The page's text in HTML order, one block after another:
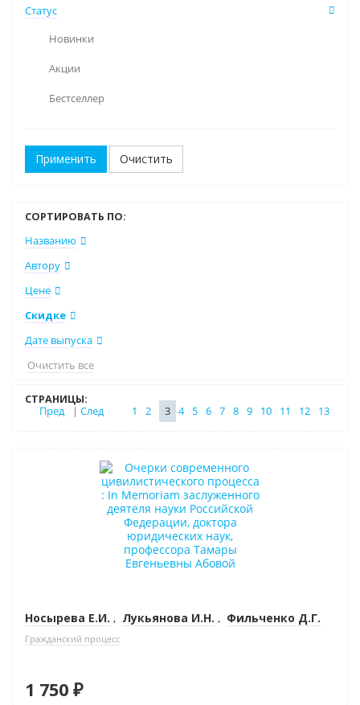
Статус
Новинки
Акции
Бестселлер
Очистить
СОРТИРОВАТЬ ПО:
Названию
Автору
Цене
Скидке
Дате выпуска
Очистить все
СТРАНИЦЫ:
Пред
| След 1 2 3 4 5 6 7 8 9 10 11 12 13
Носырева Е.И. , Лукьянова И.Н. , Фильченко Д.Г.
Гражданский процесс
1 750 ₽